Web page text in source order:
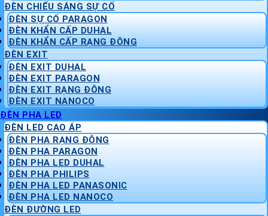
ĐÈN CHIẾU SÁNG SỰ CỐ
ĐÈN SỰ CỐ PARAGON
ĐÈN KHẨN CẤP DUHAL
ĐÈN KHẨN CẤP RẠNG ĐÔNG
ĐÈN EXIT
ĐÈN EXIT DUHAL
ĐÈN EXIT PARAGON
ĐÈN EXIT RẠNG ĐÔNG
ĐÈN EXIT NANOCO
ĐÈN PHA LED
ĐÈN LED CAO ÁP
ĐÈN PHA RẠNG ĐÔNG
ĐÈN PHA PARAGON
ĐÈN PHA LED DUHAL
ĐÈN PHA PHILIPS
ĐÈN PHA LED PANASONIC
ĐÈN PHA LED NANOCO
ĐÈN ĐƯỜNG LED